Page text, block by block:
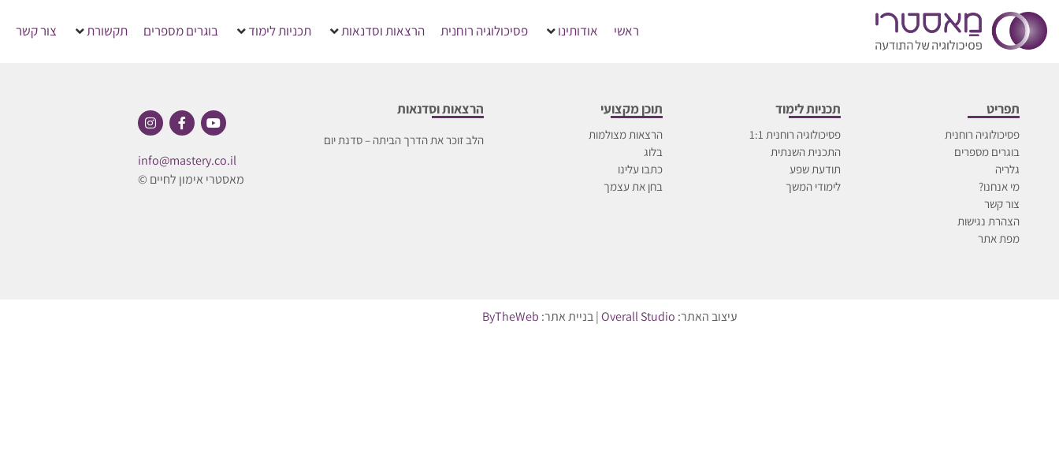
ראשי אודותינו פסיכולוגיה רוחנית הרצאות וסדנאות תכניות לימוד בוגרים מספרים תקשורת צור קשר
תפריט
פסיכולוגיה רוחנית
בוגרים מספרים
גלריה
מי אנחנו?
צור קשר
הצהרת נגישות
מפת אתר
תכניות לימוד
פסיכולוגיה רוחנית 1:1
התכנית השנתית
תודעת שפע
לימודי המשך
תוכן מקצועי
הרצאות מצולמות
בלוג
כתבו עלינו
בחן את עצמך
הרצאות וסדנאות
הלב זוכר את הדרך הביתה – סדנת יום
info@mastery.co.il
מאסטרי אימון לחיים ©
עיצוב האתר: Overall Studio| בניית אתר: ByTheWeb